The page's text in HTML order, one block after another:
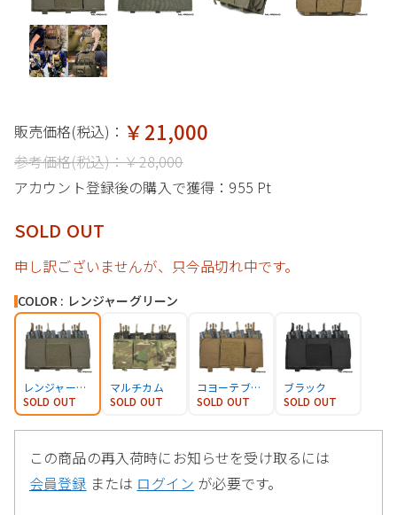
販売価格(税込)： ￥21,000
参考価格(税込)：￥28,000
アカウント登録後の購入で獲得： 955 Pt
SOLD OUT
申し訳ございませんが、只今品切れ中です。
COLOR : レンジャーグリーン
レンジャーグリーン
SOLD OUT
マルチカム
SOLD OUT
コヨーテブラウン
SOLD OUT
ブラック
SOLD OUT
この商品の再入荷時にお知らせを受け取るには
会員登録 または ログイン が必要です。